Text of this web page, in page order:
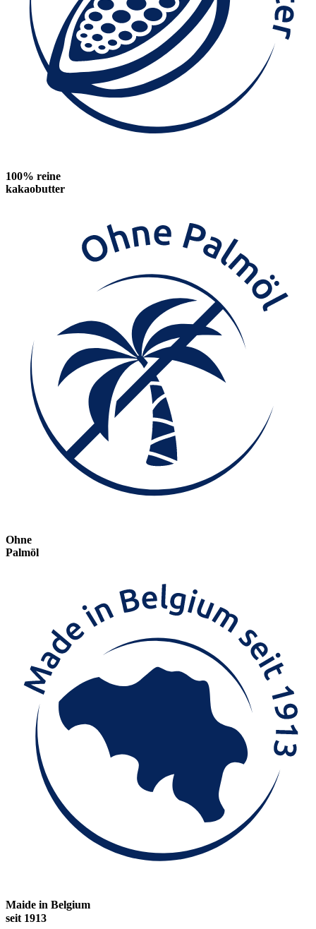
100% reine
kakaobutter
Ohne
Palmöl
Maide in Belgium
seit 1913